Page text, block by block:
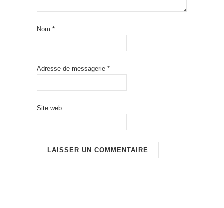
Nom *
Adresse de messagerie *
Site web